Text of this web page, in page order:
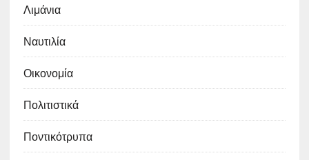
Λιμάνια
Ναυτιλία
Οικονομία
Πολιτιστικά
Ποντικότρυπα